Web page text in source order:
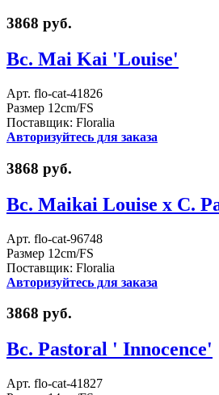
3868 руб.
Bc. Mai Kai 'Louise'
Арт. flo-cat-41826
Размер 12cm/FS
Поставщик: Floralia
Авторизуйтесь для заказа
3868 руб.
Bc. Maikai Louise x C.
Арт. flo-cat-96748
Размер 12cm/FS
Поставщик: Floralia
Авторизуйтесь для заказа
3868 руб.
Bc. Pastoral ' Innocence'
Арт. flo-cat-41827